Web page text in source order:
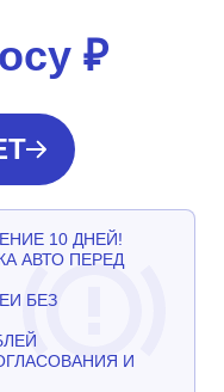
₽
10 ДНЕЙ!
АВТО ПЕРЕД
БЕЗ
И